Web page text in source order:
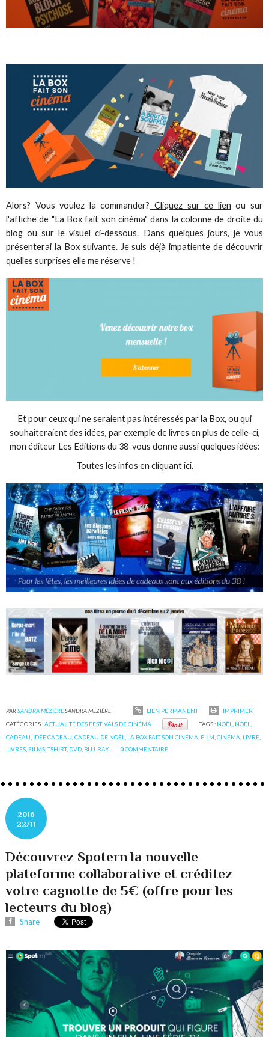
Alors? Vous voulez la commander? Cliquez sur ce lien ou sur
l'affiche de "La Box fait son cinéma" dans la colonne de droite du
blog ou sur le visuel ci-dessous. Dans quelques jours, je vous
présenterai la Box suivante. Je suis déjà impatiente de découvrir
quelles surprises elle me réserve !
Et pour ceux qui ne seraient pas intéressés par la Box, ou qui
souhaiteraient des idées, par exemple de livres en plus de celle-ci,
mon éditeur Les Editions du 38 vous donne aussi quelques idées:
Toutes les infos en cliquant ici.
PARSANDRA MÉZIÈRESANDRA MÉZIÈRE LIEN PERMANENT
IMPRIMER
CATÉGORIES :ACTUALITÉ DES FESTIVALS DE CINÉMA TAGS : NOÊL NOËL
CADEAU IDÉE CADEAU ,CADEAU DE NOËL LA BOX FAIT SON CINÉMA FILM ,CINÉMA LIVRE
LIVRES FILMS ,TSHIRT, DVD BLU-RAY 0COMMENTAIRE
2016
22/11
Découvrez Spotern la nouvelle
plateforme collaborative et créditez
votre cagnotte de 5€ (offre pour les
lecteurs du blog)
Share